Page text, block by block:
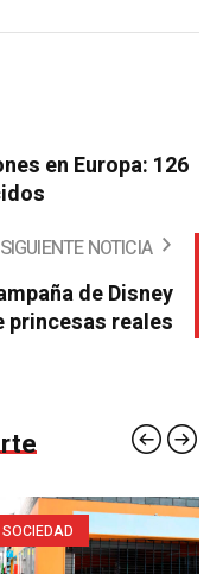
en Europa: 126
SIGUIENTE NOTICIA
de Disney
princesas reales
SOCIEDAD